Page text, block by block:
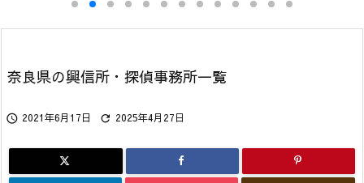
奈良県の興信所・探偵事務所一覧
 2021年6月17日  2025年4月27日